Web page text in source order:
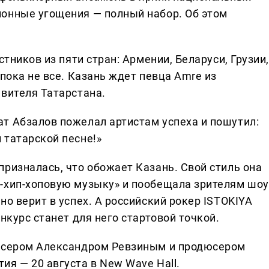
угощения — полный набор. Об этом
из пяти стран: Армении, Беларуси, Грузии,
не все. Казань ждет певца Amre из
Татарстана.
Абзалов пожелал артистам успеха и пошутил:
песне!»
что обожает Казань. Свой стиль она
хоповую музыку» и пообещала зрителям
верит в успех. А российский рокер ISTOKIYA
станет для него стартовой точкой.
Александром Ревзиным и продюсером
— 20 августа в New Wave Hall.